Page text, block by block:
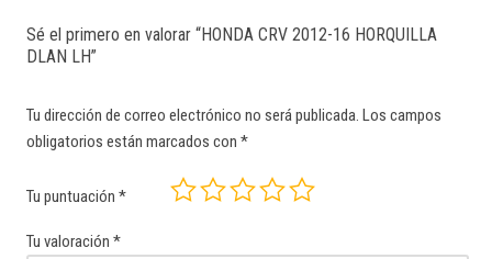
Sé el primero en valorar “HONDA CRV 2012-16 HORQUILLA
DLAN LH”
Tu dirección de correo electrónico no será publicada. Los campos
obligatorios están marcados con *
Tu puntuación *
Tu valoración *